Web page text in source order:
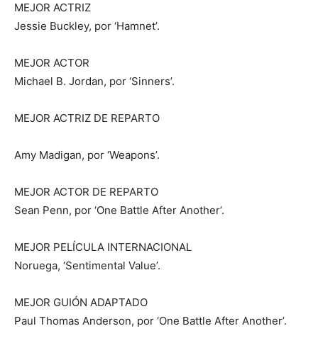
MEJOR ACTRIZ
Jessie Buckley, por ‘Hamnet’.
MEJOR ACTOR
Michael B. Jordan, por ‘Sinners’.
MEJOR ACTRIZ DE REPARTO
Amy Madigan, por ‘Weapons’.
MEJOR ACTOR DE REPARTO
Sean Penn, por ‘One Battle After Another’.
MEJOR PELÍCULA INTERNACIONAL
Noruega, ‘Sentimental Value’.
MEJOR GUIÓN ADAPTADO
Paul Thomas Anderson, por ‘One Battle After Another’.